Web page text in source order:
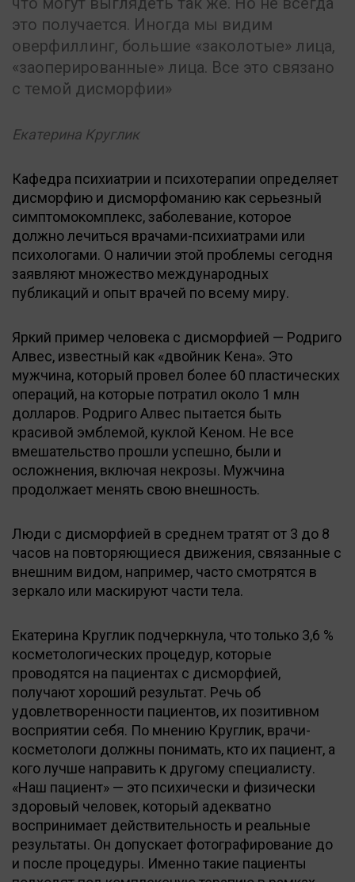
это получается. Иногда мы видим
оверфиллинг, большие «заколотые» лица,
«заоперированные» лица. Все это связано
с темой дисморфии
Екатерина Круглик
Кафедра психиатрии и психотерапии определяет
дисморфию и дисморфоманию как серьезный
симптомокомплекс, заболевание, которое
должно лечиться врачами-психиатрами или
психологами. О наличии этой проблемы сегодня
заявляют множество международных
публикаций и опыт врачей по всему миру.
Яркий пример человека с дисморфией — Родриго
Алвес, известный как «двойник Кена». Это
мужчина, который провел более 60 пластических
операций, на которые потратил около 1 млн
долларов. Родриго Алвес пытается быть
красивой эмблемой, куклой Кеном. Не все
вмешательство прошли успешно, были и
осложнения, включая некрозы. Мужчина
продолжает менять свою внешность.
Люди с дисморфией в среднем тратят от 3 до 8
часов на повторяющиеся движения, связанные с
внешним видом, например, часто смотрятся в
зеркало или маскируют части тела.
Екатерина Круглик подчеркнула, что только 3,6 %
косметологических процедур, которые
проводятся на пациентах с дисморфией,
получают хороший результат. Речь об
удовлетворенности пациентов, их позитивном
восприятии себя. По мнению Круглик, врачи-
косметологи должны понимать, кто их пациент, а
кого лучше направить к другому специалисту.
«Наш пациент» — это психически и физически
здоровый человек, который адекватно
воспринимает действительность и реальные
результаты. Он допускает фотографирование до
и после процедуры. Именно такие пациенты